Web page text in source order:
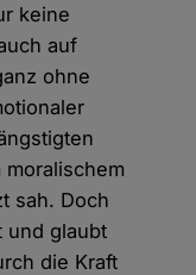
keine
auf
ohne
sah. Doch
und glaubt
die Kraft